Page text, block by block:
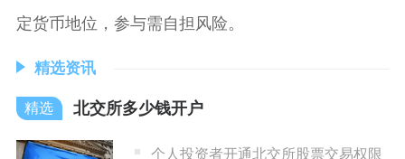
定货币地位，参与需自担风险。
精选资讯
北交所多少钱开户
个人投资者开通北交所股票交易权限